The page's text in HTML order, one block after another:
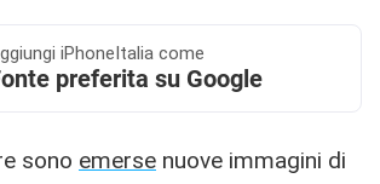
iPhoneItalia come
preferita su Google
sono emerse nuove immagini di